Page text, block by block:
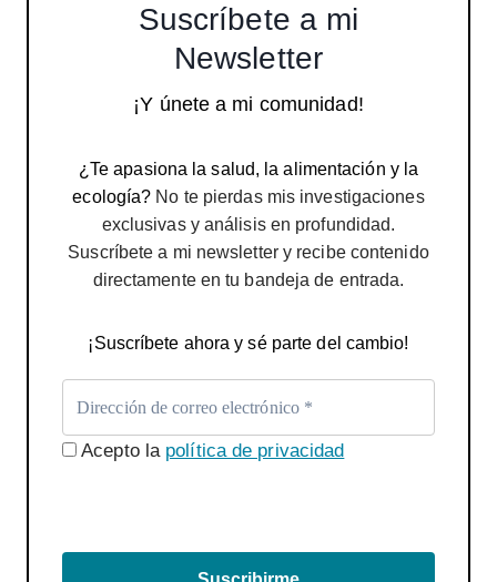
Suscríbete a mi
Newsletter
¡Y únete a mi comunidad!
¿Te apasiona la salud, la alimentación y la
ecología? No te pierdas mis investigaciones
exclusivas y análisis en profundidad.
Suscríbete a mi newsletter y recibe contenido
directamente en tu bandeja de entrada.
¡Suscríbete ahora y sé parte del cambio!
Acepto la política de privacidad